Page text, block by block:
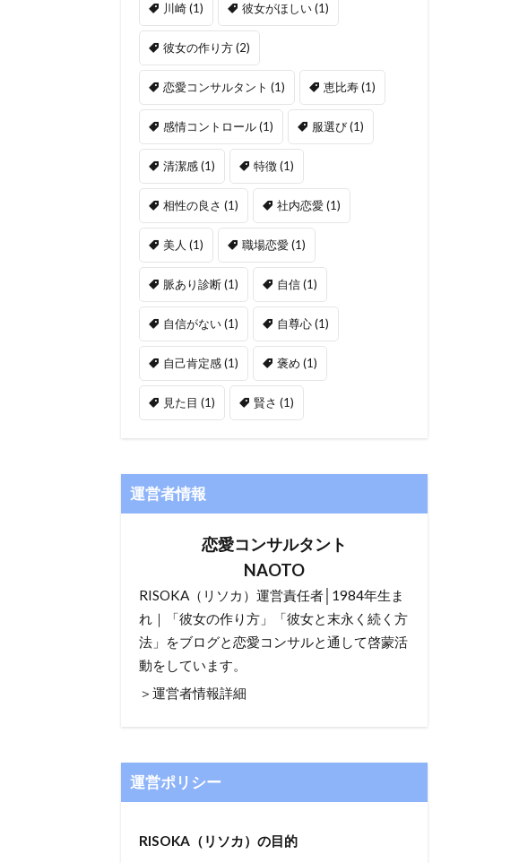
川崎(1) 彼女がほしい(1)
彼女の作り方(2)
恋愛コンサルタント (1) 恵比寿(1)
感情コントロール(1) 服選び(1)
清潔感(1) 特徴(1)
相性の良さ (1) 社内恋愛(1)
美人 (1) 職場恋愛(1)
脈あり診断(1) 自信(1)
自信がない(1) 自尊心(1)
自己肯定感(1) 褒め (1)
見た目 (1) 賢さ (1)
運営者情報
恋愛コンサルタント
NAOTO
RISOKA（リソカ）運営責任者│1984年生ま
れ｜「彼女の作り方」「彼女と末永く続く方
法」をブログと恋愛コンサルと通して啓蒙活
動をしています。
＞運営者情報詳細
運営ポリシー
RISOKA（リソカ）の目的